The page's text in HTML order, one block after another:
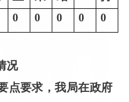
0 0 0 0 0
况
点要求，我局在政府